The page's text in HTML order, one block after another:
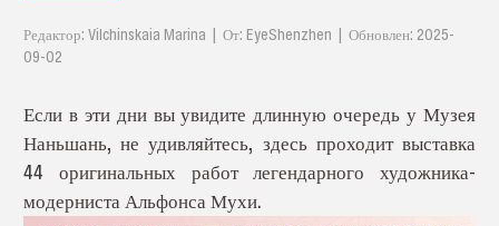
Редактор: Vilchinskaia Marina | От: EyeShenzhen | Обновлен: 2025-
09-02
Если в эти дни вы увидите длинную очередь у Музея
Наньшань, не удивляйтесь, здесь проходит выставка
44 оригинальных работ легендарного художника-
модерниста Альфонса Мухи.